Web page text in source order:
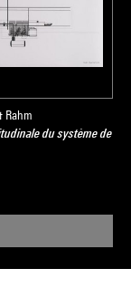
Rahm
du système de